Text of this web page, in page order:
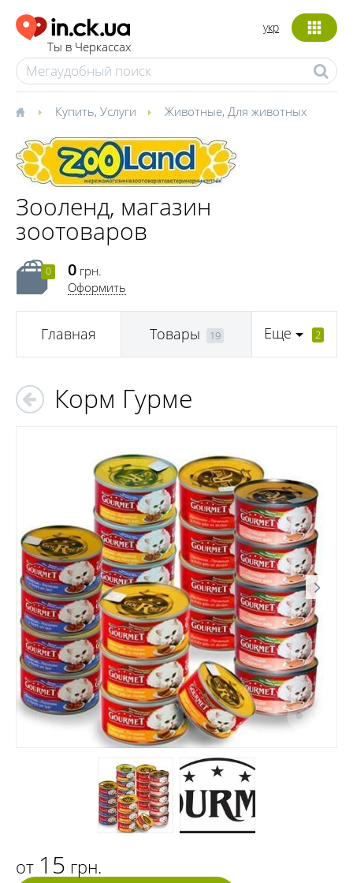
Ты в Черкассах
укр
Купить, Услуги Животные, Для животных
Зооленд, магазин
зоотоваров
0 0 грн.
Оформить
Главная Товары 19 Еще 2
Корм Гурме
от 15 грн.